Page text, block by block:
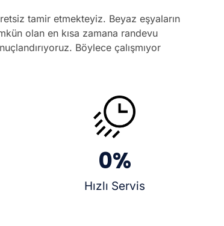
tamir etmekteyiz. Beyaz eşyaların
olan en kısa zamana randevu
Böylece çalışmıyor
Hızlı Servis
0%